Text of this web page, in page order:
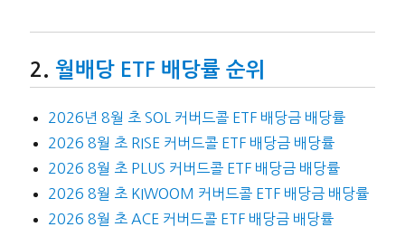
월배당 ETF 배당률 순위
2026년 8월 초 SOL 커버드콜 ETF 배당금 배당률
2026 8월 초 RISE 커버드콜 ETF 배당금 배당률
2026 8월 초 PLUS 커버드콜 ETF 배당금 배당률
2026 8월 초 KIWOOM 커버드콜 ETF 배당금 배당률
2026 8월 초 ACE 커버드콜 ETF 배당금 배당률